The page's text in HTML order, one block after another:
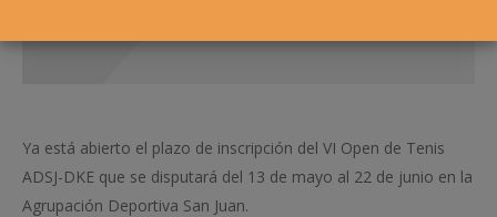
Ya está abierto el plazo de inscripción del VI Open de Tenis
ADSJ-DKE que se disputará del 13 de mayo al 22 de junio en la
Agrupación Deportiva San Juan.